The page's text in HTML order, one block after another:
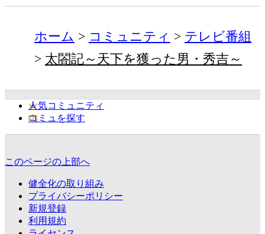
ホーム コミュニティ
テレビ番組
太閤記～天下を獲った男・秀吉～
人気コミュニティ
コミュを探す
このページの上部へ
健全化の取り組み
プライバシーポリシー
新規登録
利用規約